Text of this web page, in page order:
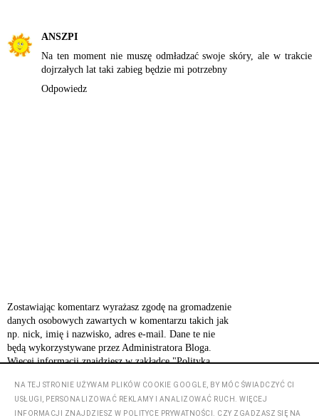
ANSZPI
Na ten moment nie muszę odmładzać swoje skóry, ale w trakcie
dojrzałych lat taki zabieg będzie mi potrzebny
Odpowiedz
Zostawiając komentarz wyrażasz zgodę na gromadzenie
danych osobowych zawartych w komentarzu takich jak
np. nick, imię i nazwisko, adres e-mail. Dane te nie
będą wykorzystywane przez Administratora Bloga.
Więcej informacji znajdziesz w zakładce "Polityka
NA TEJ STRONIE UŻYWAM PLIKÓW COOKIE GOOGLE, BY MÓC ŚWIADCZYĆ CI
USŁUGI, PERSONALIZOWAĆ REKLAMY I ANALIZOWAĆ RUCH. WIĘCEJ
INFORMACJI ZNAJDZIESZ W POLITYCE PRYWATNOŚCI. CZY ZGADZASZ SIĘ NA